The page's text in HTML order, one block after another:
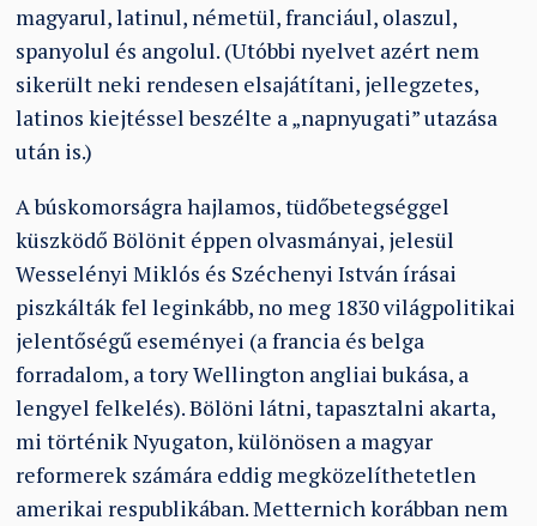
magyarul, latinul, németül, franciául, olaszul,
spanyolul és angolul. (Utóbbi nyelvet azért nem
sikerült neki rendesen elsajátítani, jellegzetes,
latinos kiejtéssel beszélte a „napnyugati” utazása
után is.)
A búskomorságra hajlamos, tüdőbetegséggel
küszködő Bölönit éppen olvasmányai, jelesül
Wesselényi Miklós és Széchenyi István írásai
piszkálták fel leginkább, no meg 1830 világpolitikai
jelentőségű eseményei (a francia és belga
forradalom, a tory Wellington angliai bukása, a
lengyel felkelés). Bölöni látni, tapasztalni akarta,
mi történik Nyugaton, különösen a magyar
reformerek számára eddig megközelíthetetlen
amerikai respublikában. Metternich korábban nem